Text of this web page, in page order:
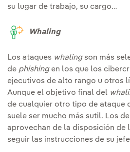
su lugar de trabajo, su cargo…
Whaling
Los ataques whalingson más
de phishingen los que los
ejecutivos de alto rango u otros
Aunque el objetivo final del
de cualquier otro tipo de ataque
suele ser mucho más sutil. Los
aprovechan de la disposición de
seguir las instrucciones de su